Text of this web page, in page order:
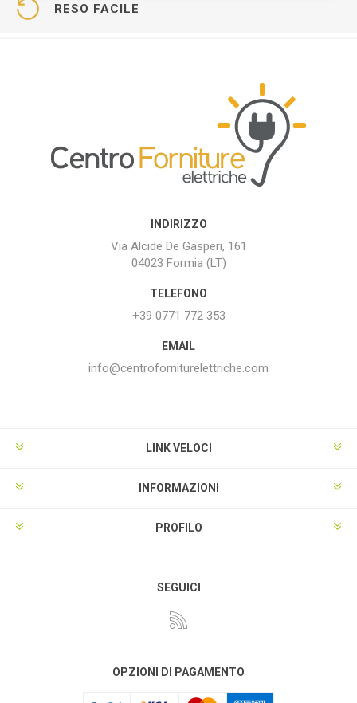
RESO FACILE
INDIRIZZO
Via Alcide De Gasperi, 161
04023 Formia (LT)
TELEFONO
+39 0771 772 353
EMAIL
info@centroforniturelettriche.com
LINK VELOCI
INFORMAZIONI
PROFILO
SEGUICI
OPZIONI DI PAGAMENTO